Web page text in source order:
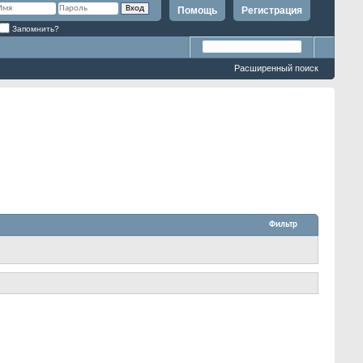
Регистрация
Помощь
Запомнить?
Расширенный поиск
Фильтр